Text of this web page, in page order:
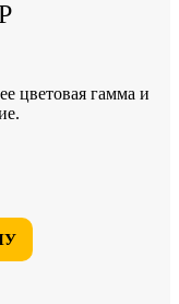
цветовая гамма и